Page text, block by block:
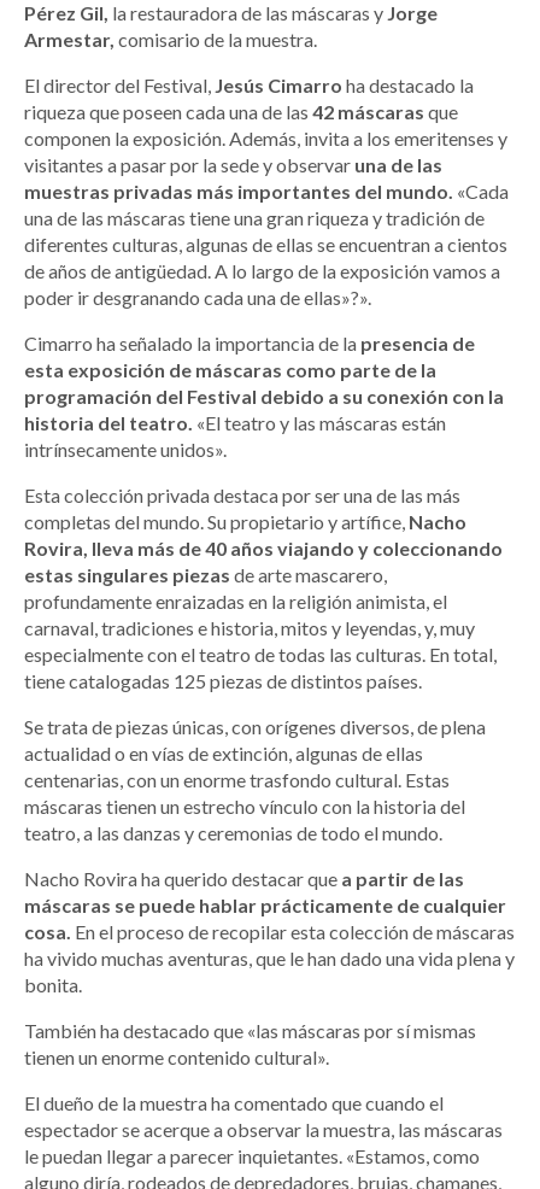
Pérez Gil, la restauradora de las máscaras y Jorge
Armestar, comisario de la muestra.
El director del Festival, Jesús Cimarro ha destacado la
riqueza que poseen cada una de las 42 máscaras que
componen la exposición. Además, invita a los emeritenses y
visitantes a pasar por la sede y observar una de las
muestras privadas más importantes del mundo. «Cada
una de las máscaras tiene una gran riqueza y tradición de
diferentes culturas, algunas de ellas se encuentran a cientos
de años de antigüedad. A lo largo de la exposición vamos a
poder ir desgranando cada una de ellas»?».
Cimarro ha señalado la importancia de la presencia de
esta exposición de máscaras como parte de la
programación del Festival debido a su conexión con la
historia del teatro. «El teatro y las máscaras están
intrínsecamente unidos».
Esta colección privada destaca por ser una de las más
completas del mundo. Su propietario y artífice, Nacho
Rovira, lleva más de 40 años viajando y coleccionando
estas singulares piezas de arte mascarero,
profundamente enraizadas en la religión animista, el
carnaval, tradiciones e historia, mitos y leyendas, y, muy
especialmente con el teatro de todas las culturas. En total,
tiene catalogadas 125 piezas de distintos países.
Se trata de piezas únicas, con orígenes diversos, de plena
actualidad o en vías de extinción, algunas de ellas
centenarias, con un enorme trasfondo cultural. Estas
máscaras tienen un estrecho vínculo con la historia del
teatro, a las danzas y ceremonias de todo el mundo.
Nacho Rovira ha querido destacar que a partir de las
máscaras se puede hablar prácticamente de cualquier
cosa. En el proceso de recopilar esta colección de máscaras
ha vivido muchas aventuras, que le han dado una vida plena y
bonita.
También ha destacado que «las máscaras por sí mismas
tienen un enorme contenido cultural».
El dueño de la muestra ha comentado que cuando el
espectador se acerque a observar la muestra, las máscaras
le puedan llegar a parecer inquietantes. «Estamos, como
alguno diría, rodeados de depredadores, brujas, chamanes,